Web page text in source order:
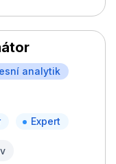
analytik
Expert